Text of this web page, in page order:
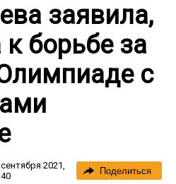
заявила,
к борьбе за
с
2021,
Поделиться